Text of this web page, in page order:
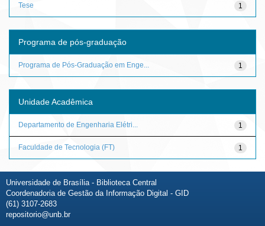
1
Tese
Programa de pós-graduação
1
Programa de Pós-Graduação em Enge...
Unidade Acadêmica
1
Departamento de Engenharia Elétri...
1
Faculdade de Tecnologia (FT)
Universidade de Brasília - Biblioteca Central
Coordenadoria de Gestão da Informação Digital - GID
(61) 3107-2683
repositorio@unb.br